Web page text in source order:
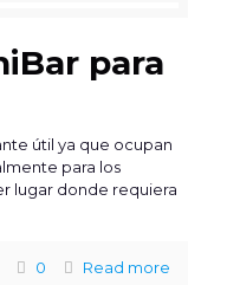
para
útil ya que ocupan
para los
lugar donde requiera
0 Read more